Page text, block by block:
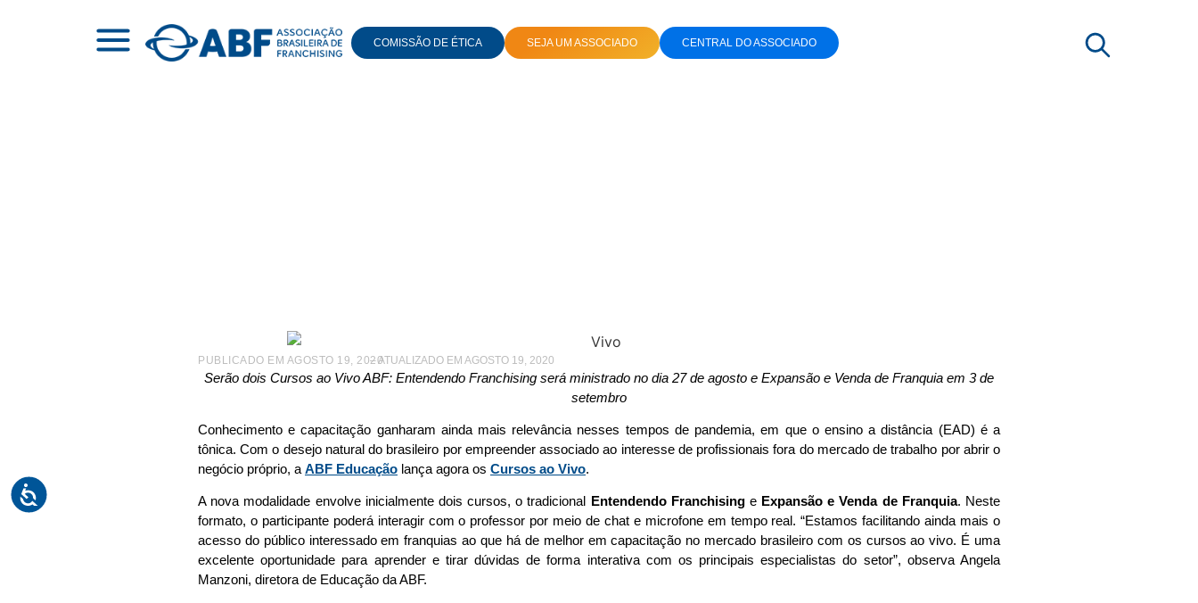
COMISSÃO DE ÉTICA SEJA UM ASSOCIADO CENTRAL DO ASSOCIADO
PUBLICADO EM AGOSTO 19, 2020– ATUALIZADO EM AGOSTO 19, 2020
Serão dois Cursos ao Vivo ABF: Entendendo Franchising será ministrado no dia 27 de agosto e Expansão e Venda de Franquia em 3 de
setembro
Conhecimento e capacitação ganharam ainda mais relevância nesses tempos de pandemia, em que o ensino a distância (EAD) é a
tônica. Com o desejo natural do brasileiro por empreender associado ao interesse de profissionais fora do mercado de trabalho por abrir o
negócio próprio, a ABF Educação lança agora os Cursos ao Vivo.
A nova modalidade envolve inicialmente dois cursos, o tradicional Entendendo Franchisinge Expansão e Venda de Franquia. Neste
formato, o participante poderá interagir com o professor por meio de chat e microfone em tempo real. “Estamos facilitando ainda mais o
acesso do público interessado em franquias ao que há de melhor em capacitação no mercado brasileiro com os cursos ao vivo. É uma
excelente oportunidade para aprender e tirar dúvidas de forma interativa com os principais especialistas do setor”, observa Angela
Manzoni, diretora de Educação da ABF.